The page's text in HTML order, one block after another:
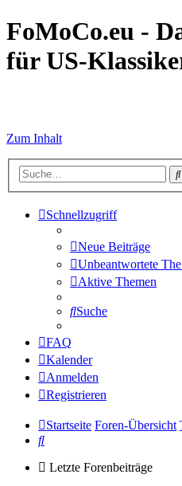
FoMoCo.eu -
für US-
Zum Inhalt
Schnellzugriff
Neue Beiträge
Unbeantwortete
Aktive Themen
Suche
FAQ
Kalender
Anmelden
Registrieren
Startseite Foren-Übersicht
Suche
Letzte Forenbeiträge